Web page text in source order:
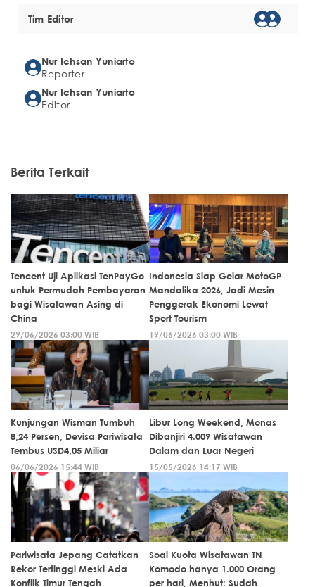
Tim Editor
Nur Ichsan Yuniarto
Reporter
Nur Ichsan Yuniarto
Editor
Berita Terkait
Tencent Uji Aplikasi TenPayGo
untuk Permudah Pembayaran
bagi Wisatawan Asing di
China
29/06/2026 03:00 WIB
Indonesia Siap Gelar MotoGP
Mandalika 2026, Jadi Mesin
Penggerak Ekonomi Lewat
Sport Tourism
19/06/2026 03:00 WIB
Kunjungan Wisman Tumbuh
8,24 Persen, Devisa Pariwisata
Tembus USD4,05 Miliar
06/06/2026 15:44 WIB
Libur Long Weekend, Monas
Dibanjiri 4.009 Wisatawan
Dalam dan Luar Negeri
15/05/2026 14:17 WIB
Pariwisata Jepang Catatkan
Rekor Tertinggi Meski Ada
Konflik Timur Tengah
Soal Kuota Wisatawan TN
Komodo hanya 1.000 Orang
per hari, Menhut: Sudah